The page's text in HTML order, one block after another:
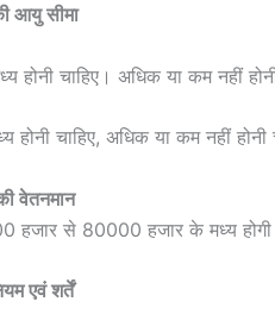
आयु सीमा
चाहिए। अधिक या कम नहीं
चाहिए, अधिक या कम नहीं होनी
वेतनमान
हजार से 80000 हजार के मध्य होगी
एवं शर्तें